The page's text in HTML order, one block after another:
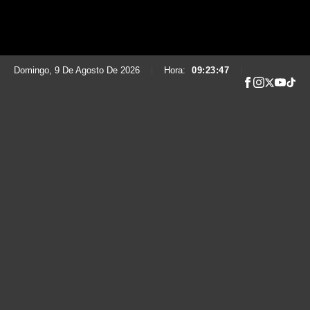
Domingo, 9 De Agosto De 2026 Hora: 09:23:48